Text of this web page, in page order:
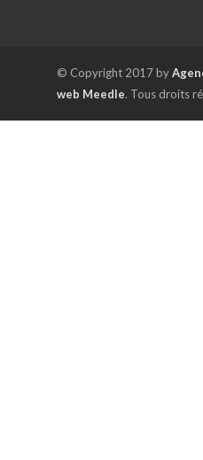
© Copyright 2017 by
web Meedle. Tous droits